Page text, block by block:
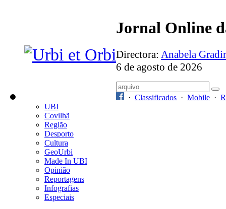
Jornal Online
Directora: Anabela
6 de agosto de 2026
· Classificados · Mobile ·
UBI
Covilhã
Região
Desporto
Cultura
GeoUrbi
Made In UBI
Opinião
Reportagens
Infografias
Especiais